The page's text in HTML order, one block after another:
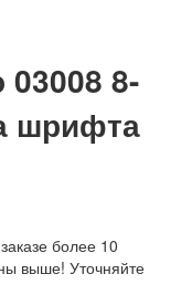
8-
шрифта
более 10
выше! Уточняйте